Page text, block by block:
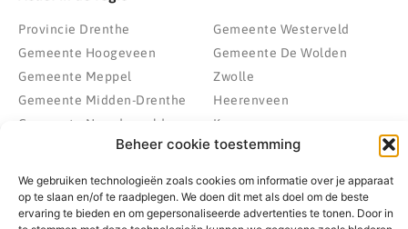
Beheer cookie toestemming
We gebruiken technologieën zoals cookies om informatie over je apparaat
op te slaan en/of te raadplegen. We doen dit met als doel om de beste
ervaring te bieden en om gepersonaliseerde advertenties te tonen. Door in
Provincie Drenthe
Gemeente Hoogeveen
Gemeente Meppel
Gemeente Midden-Drenthe
Gemeente Noordenveld
Gemeente Noordoostpolder
Gemeente Weststellingwerf
Gemeente Westerveld
Gemeente De Wolden
Zwolle
Heerenveen
Kampen
Emmeloord